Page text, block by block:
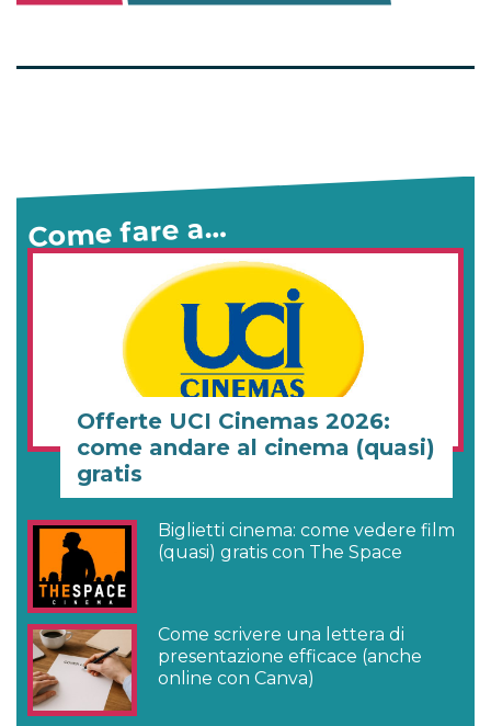
Come fare a…
Offerte UCI Cinemas 2026:
come andare al cinema (quasi)
gratis
Biglietti cinema: come vedere film
(quasi) gratis con The Space
Come scrivere una lettera di
presentazione efficace (anche
online con Canva)